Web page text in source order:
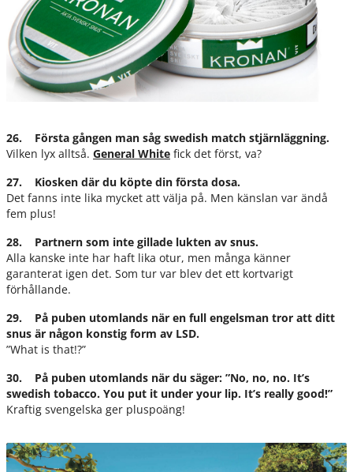
26. Första gången man såg swedish match stjärnläggning.
Vilken lyx alltså. General White fick det först, va?
27. Kiosken där du köpte din första dosa.
Det fanns inte lika mycket att välja på. Men känslan var ändå
fem plus!
28. Partnern som inte gillade lukten av snus.
Alla kanske inte har haft lika otur, men många känner
garanterat igen det. Som tur var blev det ett kortvarigt
förhållande.
29. På puben utomlands när en full engelsman tror att ditt
snus är någon konstig form av LSD.
”What is that!?”
30. På puben utomlands när du säger: ”No, no, no. It’s
swedish tobacco. You put it under your lip. It’s really good!”
Kraftig svengelska ger pluspoäng!